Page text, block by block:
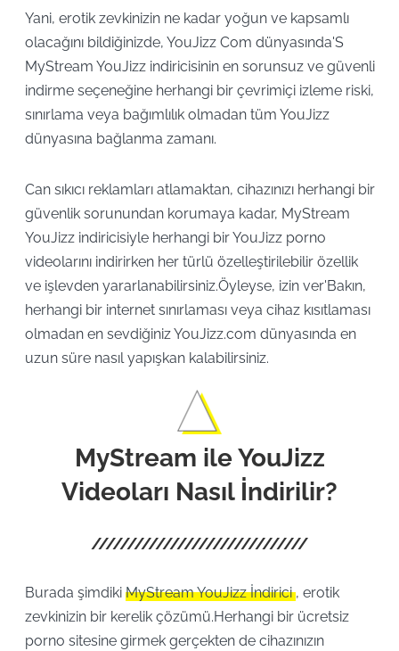
Yani, erotik zevkinizin ne kadar yoğun ve kapsamlı
olacağını bildiğinizde, YouJizz Com dünyasında'S
MyStream YouJizz indiricisinin en sorunsuz ve güvenli
indirme seçeneğine herhangi bir çevrimiçi izleme riski,
sınırlama veya bağımlılık olmadan tüm YouJizz
dünyasına bağlanma zamanı.
Can sıkıcı reklamları atlamaktan, cihazınızı herhangi bir
güvenlik sorunundan korumaya kadar, MyStream
YouJizz indiricisiyle herhangi bir YouJizz porno
videolarını indirirken her türlü özelleştirilebilir özellik
ve işlevden yararlanabilirsiniz.Öyleyse, izin ver'Bakın,
herhangi bir internet sınırlaması veya cihaz kısıtlaması
olmadan en sevdiğiniz YouJizz.com dünyasında en
uzun süre nasıl yapışkan kalabilirsiniz.
MyStream ile YouJizz
Videoları Nasıl İndirilir?
Burada şimdiki MyStream YouJizz İndirici, erotik
zevkinizin bir kerelik çözümü.Herhangi bir ücretsiz
porno sitesine girmek gerçekten de cihazınızın